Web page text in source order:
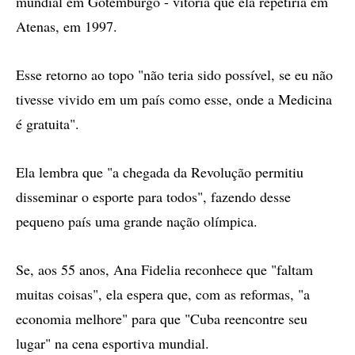
Atenas, em 1997.
Esse retorno ao topo "não teria sido possível, se eu não
tivesse vivido em um país como esse, onde a Medicina
é gratuita".
Ela lembra que "a chegada da Revolução permitiu
disseminar o esporte para todos", fazendo desse
pequeno país uma grande nação olímpica.
Se, aos 55 anos, Ana Fidelia reconhece que "faltam
muitas coisas", ela espera que, com as reformas, "a
economia melhore" para que "Cuba reencontre seu
lugar" na cena esportiva mundial.